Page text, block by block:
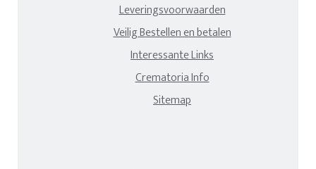
Leveringsvoorwaarden
Veilig Bestellen en betalen
Interessante Links
Crematoria Info
Sitemap